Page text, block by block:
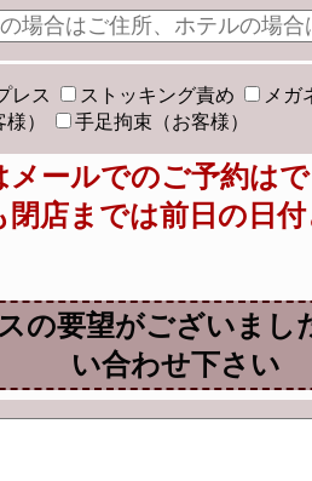
レス ストッキング責め
メガ
様）
手足拘束（お客様）
ールでのご予約は
店までは前日の日
の要望がございまし
い合わせ下さい